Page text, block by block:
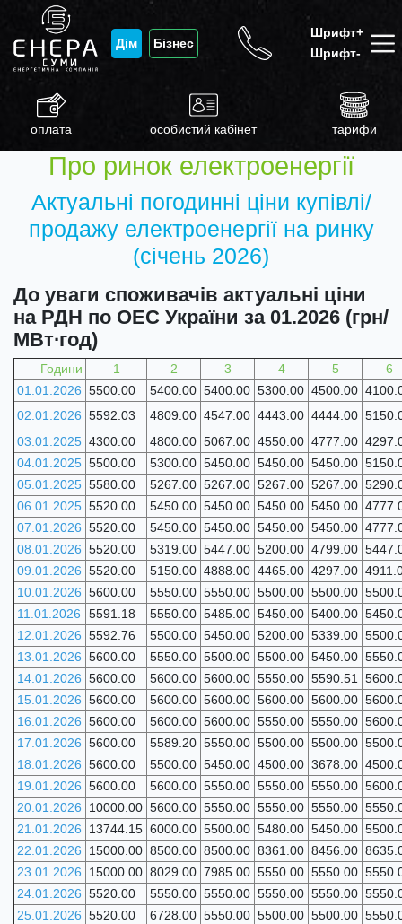
Дім Бізнес
Шрифт+
Шрифт-
оплата особистий кабінет тарифи
Про ринок електроенергії
Актуальні погодинні ціни купівлі/
продажу електроенергії на ринку
(січень 2026)
До уваги споживачів актуальні ціни
на РДН по ОЕС України за 01.2026 (грн/
МВт∙год)
Години 1 2 3 4 5
6
01.01.2026 5500.00 5400.00 5400.00 5300.00 4500.00
02.01.2026 5592.03 4809.00 4547.00 4443.00 4444.00
03.01.2025 4300.00 4800.00 5067.00 4550.00 4777.00
04.01.2025 5500.00 5300.00 5450.00 5450.00 5450.00
05.01.2025 5580.00 5267.00 5267.00 5267.00 5267.00
06.01.2025 5520.00 5450.00 5450.00 5450.00 5450.00
07.01.2026 5520.00 5450.00 5450.00 5450.00 5450.00
08.01.2026 5520.00 5319.00 5447.00 5200.00 4799.00
09.01.2026 5520.00 5150.00 4888.00 4465.00 4297.00
10.01.2026 5600.00 5550.00 5550.00 5500.00 5500.00
11.01.2026
5591.18 5550.00 5485.00 5450.00 5400.00
12.01.2026 5592.76 5500.00 5450.00 5200.00 5339.00
13.01.2026 5600.00 5550.00 5500.00 5500.00 5450.00
14.01.2026 5600.00 5600.00 5600.00 5550.00 5590.51
15.01.2026 5600.00 5600.00 5600.00 5600.00 5600.00
16.01.2026 5600.00 5600.00 5600.00 5550.00 5550.00
17.01.2026 5600.00 5589.20 5550.00 5500.00 5500.00
18.01.2026 5600.00 5500.00 5450.00 4500.00 3678.00
19.01.2026 5600.00 5600.00 5550.00 5550.00 5550.00
20.01.2026
10000.00 5600.00 5550.00 5550.00 5550.00
21.01.2026
13744.15 6000.00 5500.00 5480.00 5450.00
22.01.2026
15000.00 8500.00 8500.00 8361.00 8456.00
23.01.2026
15000.00 8029.00 7985.00 5550.00 5550.00
24.01.2026 5520.00 5550.00 5550.00 5550.00 5550.00
25.01.2026 5520.00 6728.00 5550.00 5500.00 5500.00